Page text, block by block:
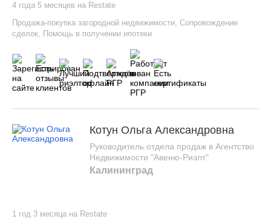
4 года 5 месяцев на Restate
Продажа-покупка загородной недвижимости Сопровождение
сделок Помощь в получении ипотеки
Котун Ольга Александровна
Руководитель отдела продаж в Агентство
Недвижимости "Авеню-Риэлт"
Калининград
1 год 3 месяца на Restate